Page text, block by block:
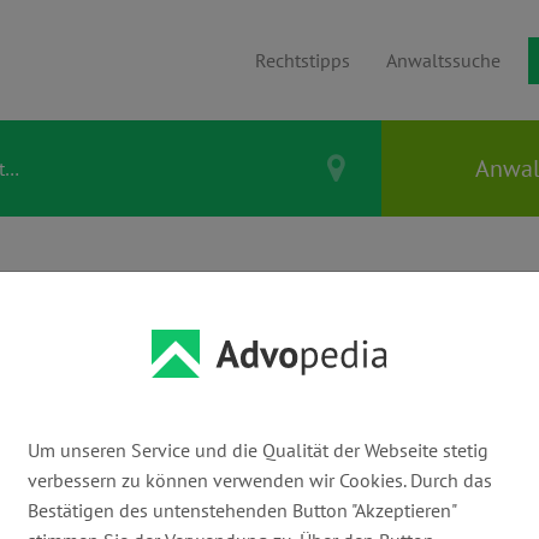
Rechtstipps Anwaltssuche
SCHMEING
E-Mail:
rechtsanwalt@arbeitsrecht-dormagen.de
Um unseren Service und die Qualität der Webseite stetig
verbessern zu können verwenden wir Cookies. Durch das
Bestätigen des untenstehenden Button "Akzeptieren"